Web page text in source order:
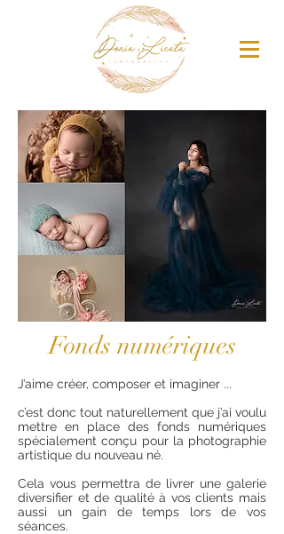
Fonds numériques
J’aime créer, composer et imaginer ...
c’est donc tout naturellement que j’ai voulu
mettre en place des fonds numériques
spécialement conçu pour la photographie
artistique du nouveau né.
Cela vous permettra de livrer une galerie
diversifier et de qualité à vos clients mais
aussi un gain de temps lors de vos
séances.